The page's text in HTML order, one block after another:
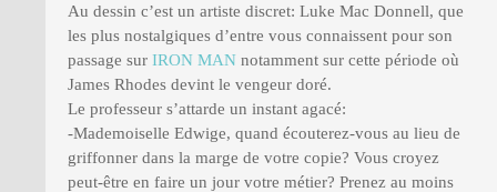
Au dessin c’est un artiste discret: Luke Mac Donnell, que
les plus nostalgiques d’entre vous connaissent pour son
passage sur IRON MAN notamment sur cette période où
James Rhodes devint le vengeur doré.
Le professeur s’attarde un instant agacé:
-Mademoiselle Edwige, quand écouterez-vous au lieu de
griffonner dans la marge de votre copie? Vous croyez
peut-être en faire un jour votre métier? Prenez au moins